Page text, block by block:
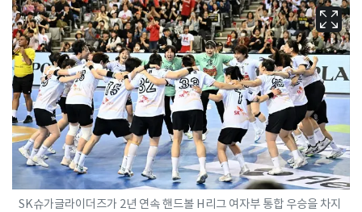
SK슈가글라이더즈가 2년 연속 핸드볼 H리그 여자부 통합 우승을 차지